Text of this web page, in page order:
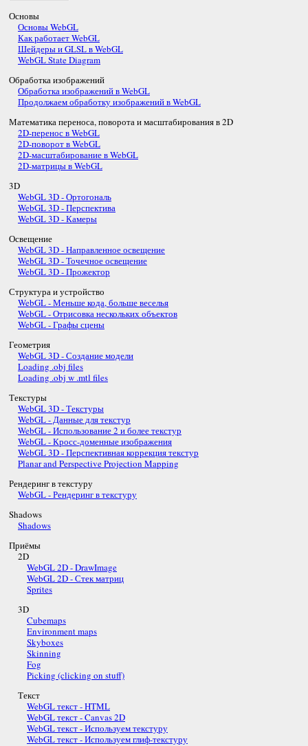
Основы
Основы WebGL
Как работает WebGL
Шейдеры и GLSL в WebGL
WebGL State Diagram
Обработка изображений
Обработка изображений в WebGL
Продолжаем обработку изображений в WebGL
Математика переноса, поворота и масштабирования в 2D
2D-перенос в WebGL
2D-поворот в WebGL
2D-масштабирование в WebGL
2D-матрицы в WebGL
3D
WebGL 3D - Ортогональ
WebGL 3D - Перспектива
WebGL 3D - Камеры
Освещение
WebGL 3D - Направленное освещение
WebGL 3D - Точечное освещение
WebGL 3D - Прожектор
Структура и устройство
WebGL - Меньше кода, больше веселья
WebGL - Отрисовка нескольких объектов
WebGL - Графы сцены
Геометрия
WebGL 3D - Создание модели
Loading .obj files
Loading .obj w .mtl files
Текстуры
WebGL 3D - Текстуры
WebGL - Данные для текстур
WebGL - Использование 2 и более текстур
WebGL - Кросс-доменные изображения
WebGL 3D - Перспективная коррекция текстур
Planar and Perspective Projection Mapping
Рендеринг в текстуру
WebGL - Рендеринг в текстуру
Shadows
Shadows
Приёмы
2D
WebGL 2D - DrawImage
WebGL 2D - Стек матриц
Sprites
3D
Cubemaps
Environment maps
Skyboxes
Skinning
Fog
Picking (clicking on stuff)
Текст
WebGL текст - HTML
WebGL текст - Canvas 2D
WebGL текст - Используем текстуру
WebGL текст - Используем глиф-текстуру